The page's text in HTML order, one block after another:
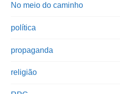
No meio do caminho
política
propaganda
religião